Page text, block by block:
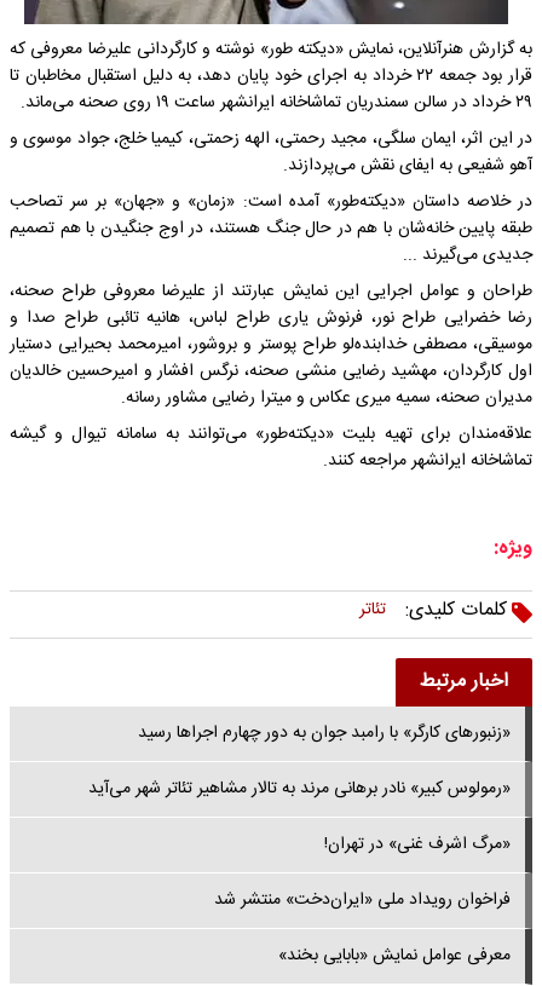
به گزارش هنرآنلاین، نمایش «دیکته طور» نوشته و کارگردانی علیرضا معروفی که
قرار بود جمعه ۲۲ خرداد به اجرای خود پایان دهد، به دلیل استقبال مخاطبان تا
۲۹ خرداد در سالن سمندریان تماشاخانه ایرانشهر ساعت ۱۹ روی صحنه می‌ماند.
در این اثر، ایمان سلگی، مجید رحمتی، الهه زحمتی، کیمیا خلج، جواد موسوی و
آهو شفیعی به ایفای نقش می‌پردازند.
در خلاصه داستان «دیکته‌طور» آمده است: «زمان» و «جهان» بر سر تصاحب
طبقه‌ پایین خانه‌شان با هم در حال جنگ هستند، در اوج جنگیدن با هم تصمیم
جدیدی می‌گیرند ...
طراحان و عوامل اجرایی این نمایش عبارتند از علیرضا معروفی طراح صحنه،
رضا خضرایی طراح نور، فرنوش یاری طراح لباس، هانیه تائبی طراح صدا و
موسیقی، مصطفی خدابنده‌لو طراح پوستر و بروشور، امیرمحمد بحیرایی دستیار
اول کارگردان، مهشید رضایی منشی صحنه، نرگس افشار و امیرحسین خالدیان
مدیران صحنه، سمیه میری عکاس و میترا رضایی مشاور رسانه.
علاقه‌مندان برای تهیه بلیت «دیکته‌طور» می‌توانند به سامانه تیوال و گیشه
تماشاخانه ایرانشهر مراجعه کنند.
ویژه:
کلمات کلیدی:
تئاتر
اخبار مرتبط
«زنبورهای کارگر» با رامبد جوان به دور چهارم اجراها رسید
«رمولوس کبیر» نادر برهانی مرند به تالار مشاهیر تئاتر شهر می‌آید
«مرگ اشرف غنی» در تهران!
فراخوان رویداد ملی «ایران‌دخت» منتشر شد
معرفی عوامل نمایش «بابایی بخند»